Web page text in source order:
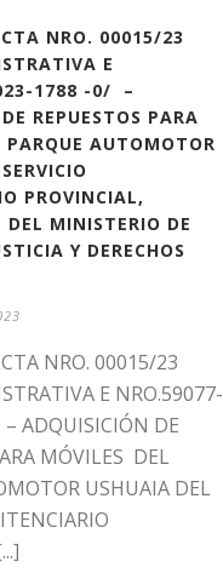
NRO. 00015/23
E
1788 -0/ –
REPUESTOS PARA
AUTOMOTOR
PROVINCIAL,
DEL MINISTERIO DE
Y DERECHOS
NRO. 00015/23
E NRO.59077-
ADQUISICIÓN DE
MÓVILES DEL
USHUAIA DEL